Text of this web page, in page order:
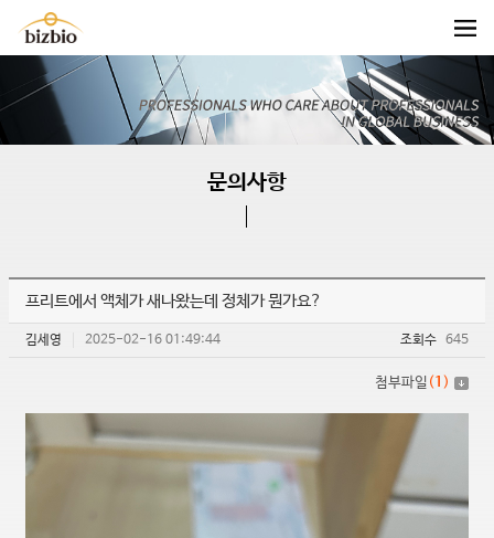
문의사항
프리트에서 액체가 새나왔는데 정체가 뭔가요?
김세영 2025-02-16 01:49:44 조회수 645
첨부파일 (1 )